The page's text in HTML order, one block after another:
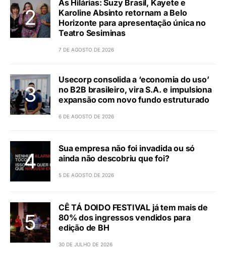
As Hilárias: Suzy Brasil, Kayete e
Karoline Absinto retornam a Belo
Horizonte para apresentação única no
Teatro Sesiminas
7 DE AGOSTO DE 2026
Usecorp consolida a ‘economia do uso’
no B2B brasileiro, vira S.A. e impulsiona
expansão com novo fundo estruturado
6 DE AGOSTO DE 2026
Sua empresa não foi invadida ou só
ainda não descobriu que foi?
5 DE AGOSTO DE 2026
CÊ TÁ DOIDO FESTIVAL já tem mais de
80% dos ingressos vendidos para
edição de BH
30 DE JULHO DE 2026